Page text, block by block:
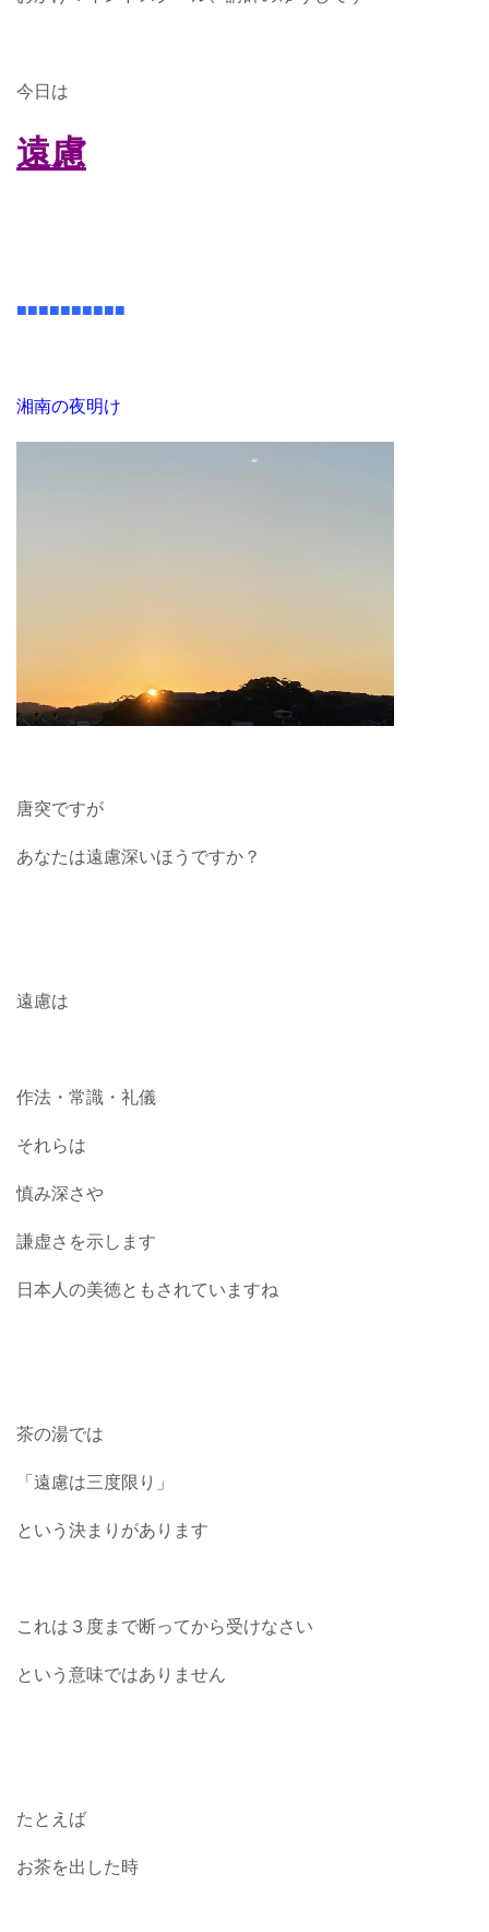
今日は
遠慮
■■■■■■■■■■
湘南の夜明け
唐突ですが
あなたは遠慮深いほうですか？
遠慮は
作法・常識・礼儀
それらは
慎み深さや
謙虚さを示します
日本人の美徳ともされていますね
茶の湯では
「遠慮は三度限り」
という決まりがあります
これは３度まで断ってから受けなさい
という意味ではありません
たとえば
お茶を出した時